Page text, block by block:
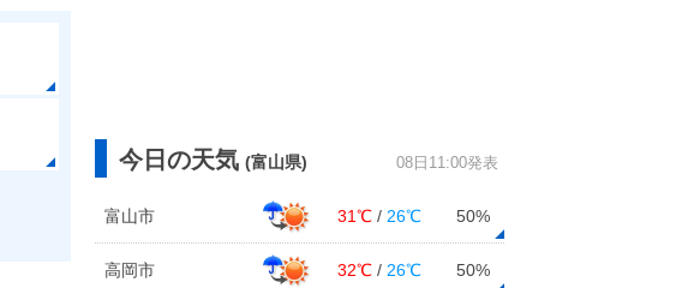
今日の天気 (富山県) 08日11:00発表
富山市 31℃ / 26℃ 50%
高岡市 32℃ / 26℃ 50%